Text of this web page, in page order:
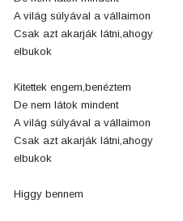
A világ súlyával a vállaimon
Csak azt akarják látni,ahogy
elbukok
Kitettek engem,benéztem
De nem látok mindent
A világ súlyával a vállaimon
Csak azt akarják látni,ahogy
elbukok
Higgy bennem